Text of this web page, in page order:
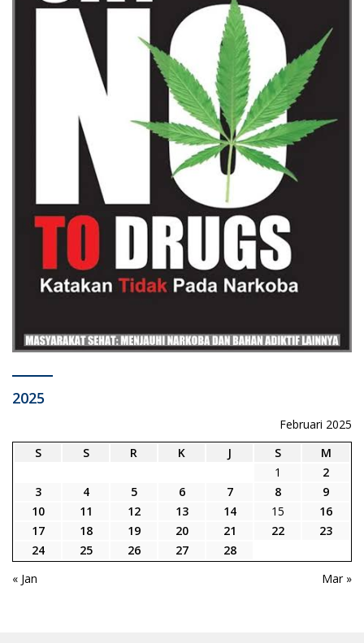
2025
Februari 2025
S
S R K J S
M
1
2
3
4 5 6 7 8
9
10
11 12 13 14 15
16
17
18 19 20 21 22
23
24
25 26 27
28
« Jan
Mar »